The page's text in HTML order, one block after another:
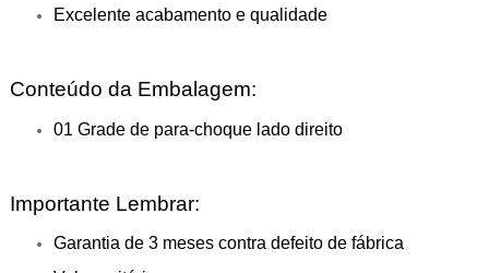
Excelente acabamento e qualidade
Conteúdo da Embalagem:
01 Grade de para-choque lado direito
Importante Lembrar:
Garantia de 3 meses contra defeito de fábrica